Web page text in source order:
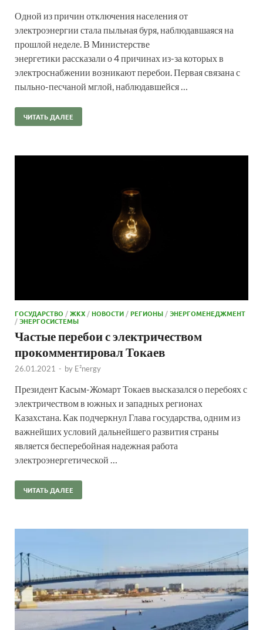
Одной из причин отключения населения от
электроэнергии стала пыльная буря, наблюдавшаяся на
прошлой неделе. В Министерстве
энергетики рассказали о 4 причинах из-за которых в
электроснабжении возникают перебои. Первая связана с
пыльно-песчаной мглой, наблюдавшейся …
ЧИТАТЬ ДАЛЕЕ
ГОСУДАРСТВО /ЖКХ /НОВОСТИ /РЕГИОНЫ /ЭНЕРГОМЕНЕДЖМЕНТ
/ЭНЕРГОСИСТЕМЫ
Частые перебои с электричеством
прокомментировал Токаев
26.01.2021 - by E²nergy
Президент Касым-Жомарт Токаев высказался о перебоях с
электричеством в южных и западных регионах
Казахстана. Как подчеркнул Глава государства, одним из
важнейших условий дальнейшего развития страны
является бесперебойная надежная работа
электроэнергетической …
ЧИТАТЬ ДАЛЕЕ